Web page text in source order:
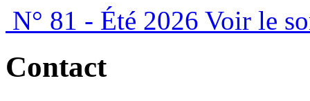
N° 81 - Été 2026 Voir le
Contact